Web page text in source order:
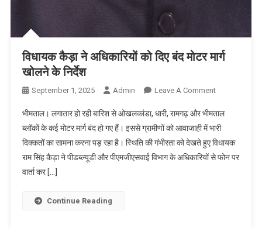
विधायक कैड़ा ने अधिकारियों को दिए बंद मोटर मार्ग
खोलने के निर्देश
September 1, 2025 Admin Leave A CommentOn
कैड़ा
ने
अधिकारियों
को
भीमताल। लगातार हो रही बारिश से ओखलकांडा, धारी, रामगढ़ और भीमताल
ब्लॉकों के कई मोटर मार्ग बंद हो गए हैं। इससे ग्रामीणों को आवाजाही में भारी
दिक्कतों का सामना करना पड़ रहा है। स्थिति की गंभीरता को देखते हुए विधायक
राम सिंह कैड़ा ने पीडब्ल्यूडी और पीएमजीएसवाई विभाग के अधिकारियों से फोन पर
वार्ता कर […]
Continue Reading